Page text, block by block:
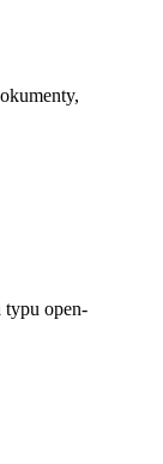
typu open-